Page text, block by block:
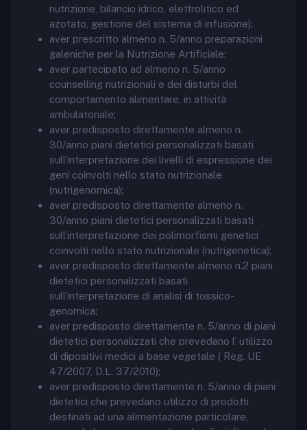
nutrizione, bilancio idrico, elettrolitico ed
azotato, gestione del sistema di infusione);
aver prescritto almeno n. 5/anno preparazioni
galeniche per la Nutrizione Artificiale;
aver partecipato ad almeno n. 5/anno
counselling nutrizionali e dei disturbi del
comportamento alimentare, in attività
ambulatoriale;
aver predisposto direttamente almeno n.
30/anno piani dietetici personalizzati basati
sull’interpretazione dei livelli di espressione dei
geni coinvolti nello stato nutrizionale
(nutrigenomica);
aver predisposto direttamente almeno n.
30/anno piani dietetici personalizzati basati
sull’interpretazione dei polimorfismi genetici
coinvolti nello stato nutrizionale (nutrigenetica);
aver predisposto direttamente almeno n.2 piani
dietetici personalizzati basati
sull’interpretazione di analisi di tossico-
genomica;
aver predisposto direttamente n. 5/anno di piani
dietetici personalizzati che prevedano l’ utilizzo
di dipositivi medici a base vegetale ( Reg. UE
47/2007, D.L. 37/2010);
aver predisposto direttamente n. 5/anno di piani
dietetici che prevedano utilizzo di prodotti
destinati ad una alimentazione particolare,